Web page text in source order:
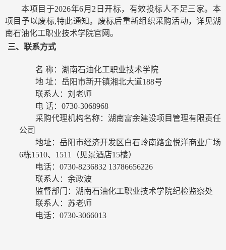
本项目于2026年6月 2 日开标，有效投标人不足三家。本
项目予以废标,特此通知。废标后重新组织采购活动，详见湖
南石油化工职业技术学院官网。
三、联系方式
名 称：湖南石油化工职业技术学院
地 址：岳阳市新开镇湘北大道188号
联系人：刘老师
电 话： 0730-3068968
采购代理机构名称：湖南富余建设项目管理有限责任
公司
地址：岳阳市经济开发区白石岭南路金悦洋商业广场
6栋1510、 1511 （见景酒店15楼）
电话： 0730-8236832 13786656226
联系人：余政波
监督部门：湖南石油化工职业技术学院纪检监察处
联系人：苏老师
电话： 0730-3066013